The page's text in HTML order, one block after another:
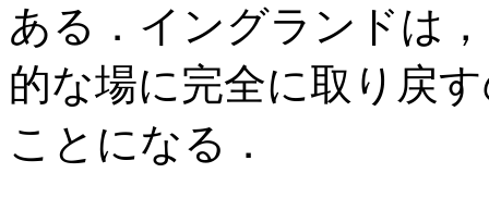
ある．イングランドは
的な場に完全に取り戻
ことになる．